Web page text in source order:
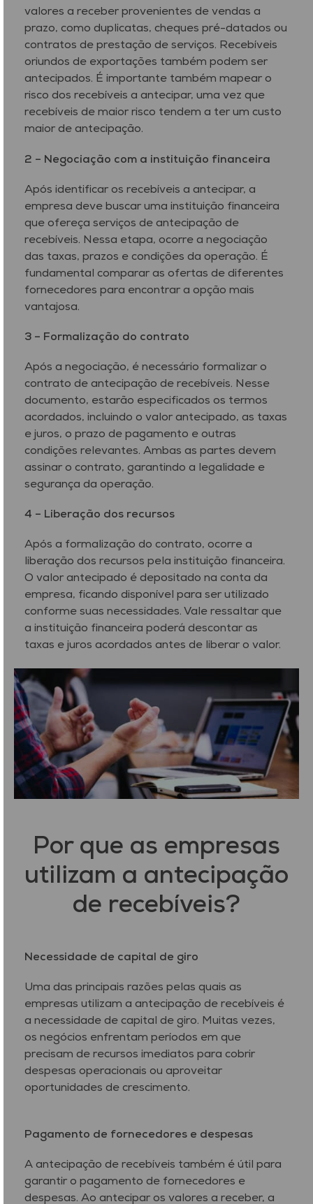
valores a receber provenientes de vendas a
prazo, como duplicatas, cheques pré-datados ou
contratos de prestação de serviços. Recebíveis
oriundos de exportações também podem ser
antecipados. É importante também mapear o
risco dos recebíveis a antecipar, uma vez que
recebíveis de maior risco tendem a ter um custo
maior de antecipação.
2 – Negociação com a instituição financeira
Após identificar os recebíveis a antecipar, a
empresa deve buscar uma instituição financeira
que ofereça serviços de antecipação de
recebíveis. Nessa etapa, ocorre a negociação
das taxas, prazos e condições da operação. É
fundamental comparar as ofertas de diferentes
fornecedores para encontrar a opção mais
vantajosa.
3 – Formalização do contrato
Após a negociação, é necessário formalizar o
contrato de antecipação de recebíveis. Nesse
documento, estarão especificados os termos
acordados, incluindo o valor antecipado, as taxas
e juros, o prazo de pagamento e outras
condições relevantes. Ambas as partes devem
assinar o contrato, garantindo a legalidade e
segurança da operação.
4 – Liberação dos recursos
Após a formalização do contrato, ocorre a
liberação dos recursos pela instituição financeira.
O valor antecipado é depositado na conta da
empresa, ficando disponível para ser utilizado
conforme suas necessidades. Vale ressaltar que
a instituição financeira poderá descontar as
taxas e juros acordados antes de liberar o valor.
Por que as empresas
utilizam a antecipação
de recebíveis?
Necessidade de capital de giro
Uma das principais razões pelas quais as
empresas utilizam a antecipação de recebíveis é
a necessidade de capital de giro. Muitas vezes,
os negócios enfrentam períodos em que
precisam de recursos imediatos para cobrir
despesas operacionais ou aproveitar
oportunidades de crescimento.
Pagamento de fornecedores e despesas
A antecipação de recebíveis também é útil para
garantir o pagamento de fornecedores e
despesas. Ao antecipar os valores a receber, a